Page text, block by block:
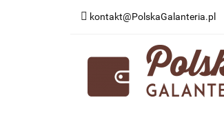
kontakt@PolskaGalanteria.pl